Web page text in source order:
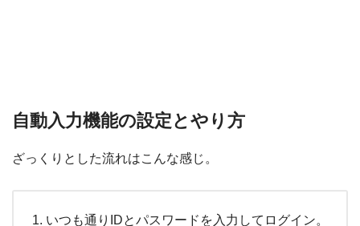
自動入力機能の設定とやり方
ざっくりとした流れはこんな感じ。
いつも通りIDとパスワードを入力してログイン。